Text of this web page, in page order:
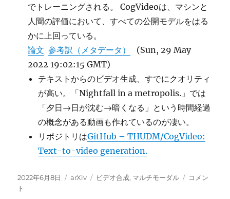
でトレーニングされる。 CogVideoは、マシンと
人間の評価において、すべての公開モデルをはる
かに上回っている。
論文 参考訳（メタデータ）
(Sun, 29 May
2022 19:02:15 GMT)
テキストからのビデオ生成、すでにクオリティ
が高い。「Nightfall in a metropolis.」では
「夕日→日が沈む→暗くなる」という時間経過
の概念がある動画も作れているのが凄い。
リポジトリはGitHub – THUDM/CogVideo:
Text-to-video generation.
投
稿
2022年6月8日
カ
arXiv
タ
ビデオ合成, マルチモーダル
CogVideo:
コメン
ト